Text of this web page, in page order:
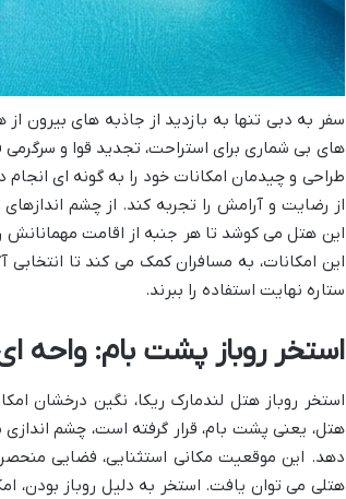
سفر به دبی تنها به بازدید از جاذبه های بیرون
های بی شماری برای استراحت، تجدید قوا و سرگرمی
طراحی و چیدمان امکانات خود را به گونه ای انجام
از رضایت و آرامش را تجربه کند. از چشم
این هتل می کوشد تا هر جنبه از اقامت
این امکانات، به مسافران کمک می کند تا
ستاره نهایت استفاده را ببرند.
استخر روباز پشت بام: واحه
استخر روباز هتل لندمارک ریکا، نگین درخشان
هتل، یعنی پشت بام، قرار گرفته است، چشم
دهد. این موقعیت مکانی استثنایی، فضایی
هتلی می توان یافت. استخر به دلیل روباز بودن،